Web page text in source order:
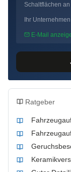
Schaltflächen
Ihr
E-Mail
Ratgeber